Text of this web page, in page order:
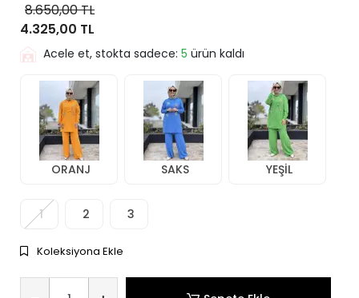
8.650,00 TL
4.325,00 TL
Acele et, stokta sadece: 5 ürün kaldı
ORANJ SAKS YEŞİL
1 2 3
Koleksiyona Ekle